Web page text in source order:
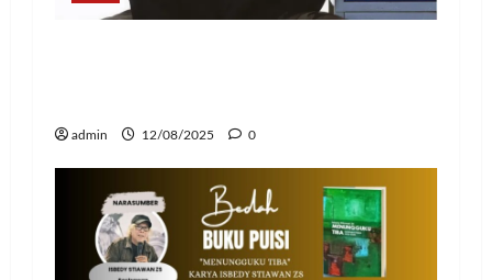
admin 12/08/2025 0